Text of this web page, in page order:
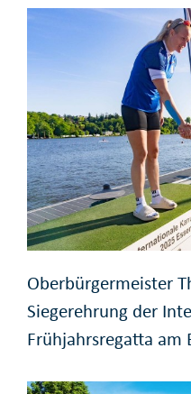
Oberbürgermeister
Siegerehrung der
Frühjahrsregatta am